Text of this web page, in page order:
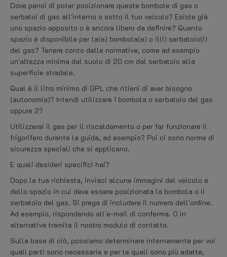
Dove pensi di poter posizionare queste bombole di gas o
serbatoi di gas all'interno o sotto il tuo veicolo? Esiste già
uno spazio apposito o è ancora libero da definire? Quanto
spazio è disponibile per la(e) bombola(e) o il(i) serbatoio(i)
del gas? Tenere conto delle normative, come ad esempio
un'altezza minima dal suolo di 20 cm dal serbatoio alla
superficie stradale.
Qual è il litro minimo di GPL che ritieni di aver bisogno
(autonomia)? Intendi utilizzare 1 bombola o serbatoio del gas
oppure 2?
Utilizzerai il gas per il riscaldamento o per far funzionare il
frigorifero durante la guida, ad esempio? Poi ci sono norme di
sicurezza speciali che si applicano.
E quali desideri specifici hai?
Dopo la tua richiesta, inviaci alcune immagini del veicolo e
dello spazio in cui deve essere posizionata la bombola o il
serbatoio del gas. Si prega di includere il numero dell'ordine.
Ad esempio, rispondendo all'e-mail di conferma. O in
alternativa tramite il nostro modulo di contatto.
Sulla base di ciò, possiamo determinare internamente per voi
quali parti sono necessarie e per le quali sono più adatte,